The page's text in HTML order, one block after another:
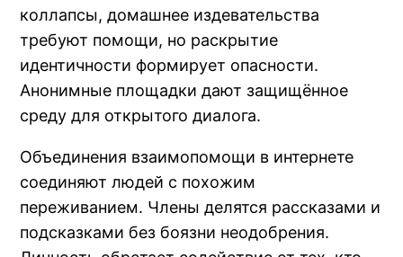
коллапсы, домашнее издевательства
требуют помощи, но раскрытие
идентичности формирует опасности.
Анонимные площадки дают защищённое
среду для открытого диалога.
Объединения взаимопомощи в интернете
соединяют людей с похожим
переживанием. Члены делятся рассказами и
подсказками без боязни неодобрения.